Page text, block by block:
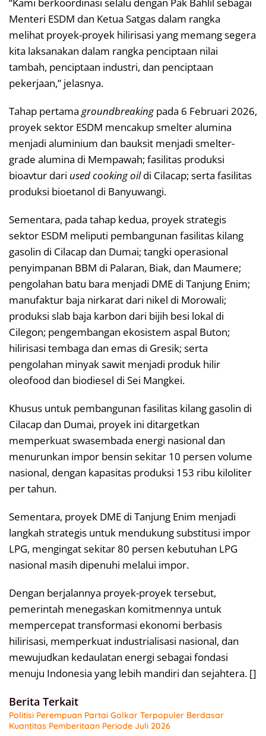
Menteri ESDM dan Ketua Satgas dalam rangka
melihat proyek-proyek hilirisasi yang memang segera
kita laksanakan dalam rangka penciptaan nilai
tambah, penciptaan industri, dan penciptaan
pekerjaan,” jelasnya.
Tahap pertama groundbreakingpada 6 Februari 2026,
proyek sektor ESDM mencakup smelter alumina
menjadi aluminium dan bauksit menjadi smelter-
grade alumina di Mempawah; fasilitas produksi
bioavtur dari used cooking oildi Cilacap; serta fasilitas
produksi bioetanol di Banyuwangi.
Sementara, pada tahap kedua, proyek strategis
sektor ESDM meliputi pembangunan fasilitas kilang
gasolin di Cilacap dan Dumai; tangki operasional
penyimpanan BBM di Palaran, Biak, dan Maumere;
pengolahan batu bara menjadi DME di Tanjung Enim;
manufaktur baja nirkarat dari nikel di Morowali;
produksi slab baja karbon dari bijih besi lokal di
Cilegon; pengembangan ekosistem aspal Buton;
hilirisasi tembaga dan emas di Gresik; serta
pengolahan minyak sawit menjadi produk hilir
oleofood dan biodiesel di Sei Mangkei.
Khusus untuk pembangunan fasilitas kilang gasolin di
Cilacap dan Dumai, proyek ini ditargetkan
memperkuat swasembada energi nasional dan
menurunkan impor bensin sekitar 10 persen volume
nasional, dengan kapasitas produksi 153 ribu kiloliter
per tahun.
Sementara, proyek DME di Tanjung Enim menjadi
langkah strategis untuk mendukung substitusi impor
LPG, mengingat sekitar 80 persen kebutuhan LPG
nasional masih dipenuhi melalui impor.
Dengan berjalannya proyek-proyek tersebut,
pemerintah menegaskan komitmennya untuk
mempercepat transformasi ekonomi berbasis
hilirisasi, memperkuat industrialisasi nasional, dan
mewujudkan kedaulatan energi sebagai fondasi
menuju Indonesia yang lebih mandiri dan sejahtera. []
Berita Terkait
Politisi Perempuan Partai Golkar Terpopuler Berdasar
Kuantitas Pemberitaan Periode Juli 2026